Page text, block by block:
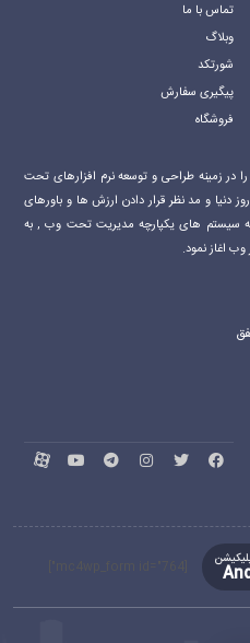
تماس با ما
وبلاگ
شورتکد
پیگیری سفارش
فروشگاه
سال 1390 فعالیت خود را در زمینه طراحی و توسعه نرم افزارهای تحت
دنیا و مد نظر قرار دادن ارزش ها و باورهای
سیستم های یکپارچه مدیریت تحت وب , به
وب اغاز نمود.